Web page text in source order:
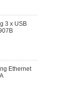
3 x USB
Ethernet